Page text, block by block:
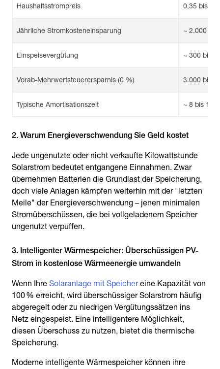
Haushaltsstrompreis 0,35 bis
Jährliche Stromkosteneinsparung ~ 2.000 bis
Einspeisevergütung ~ 300 bis
Vorab-Mehrwertsteuerersparnis (0 %) 3.000 bis
Typische Amortisationszeit ~ 8 bis 10
2. Warum Energieverschwendung Sie Geld kostet
Jede ungenutzte oder nicht verkaufte Kilowattstunde
Solarstrom bedeutet entgangene Einnahmen. Zwar
übernehmen Batterien die Grundlast der Speicherung,
doch viele Anlagen kämpfen weiterhin mit der "letzten
Meile" der Energieverschwendung – jenen minimalen
Stromüberschüssen, die bei vollgeladenem Speicher
ungenutzt verpuffen.
3. Intelligenter Wärmespeicher: Überschüssigen PV-
Strom in kostenlose Wärmeenergie umwandeln
Wenn Ihre Solaranlage mit Speichereine Kapazität von
100 % erreicht, wird überschüssiger Solarstrom häufig
abgeregelt oder zu niedrigen Vergütungssätzen ins
Netz eingespeist. Eine intelligentere Möglichkeit,
diesen Überschuss zu nutzen, bietet die thermische
Speicherung.
Moderne intelligente Wärmespeicher können ihre